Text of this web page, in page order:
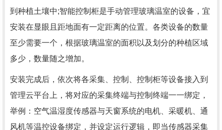
到种植土壤中;智能控制柜是手动管理玻璃温室的设备，宜
安装在显眼且距地面有一定距离的位置。各类设备的数量
至少需要一个，根据玻璃温室的面积以及划分的种植区域
多少，数量随之增加。
安装完成后，依次将各采集、控制、控制柜等设备接入到
管理云平台上，将对应的采集终端与控制终端一一绑定，
举例：空气温湿度传感器与天窗系统的电机、采暖机、通
风机等温控设备绑定，并设定运行逻辑，即当传感器采集